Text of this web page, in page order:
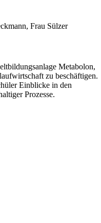
Frau Sülzer
Metabolon,
zu beschäftigen.
Einblicke in den
Prozesse.